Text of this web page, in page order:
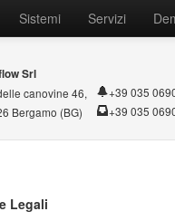
Sistemi Servizi
Srl
canovine 46,
Bergamo (BG)
+39 035
+39 035
Legali